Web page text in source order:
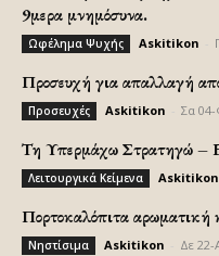
9μερα μνημόσυνα.
Ωφέλημα Ψυχής Askitikon
Προσευχή για απαλλαγή
Προσευχές Askitikon Σα
Τη Υπερμάχω Στρατηγώ –
Λειτουργικά Κείμενα Askitikon
Πορτοκαλόπιτα αρωματική
Νηστίσιμα Askitikon Δε 22-